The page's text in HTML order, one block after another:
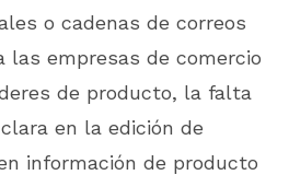
o cadenas de correos
las empresas de comercio
de producto, la falta
en la edición de
información de producto